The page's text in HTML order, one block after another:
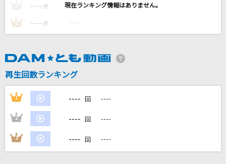
サザンオールスターズ
SAD SONG
音速ライン
カラオケ最新情報をチェック！
---- 点 ----
3 ---- 点 ----
再生回数ランキング
1 ---- 回 ----
2 ---- 回 ----
3 ---- 回 ----